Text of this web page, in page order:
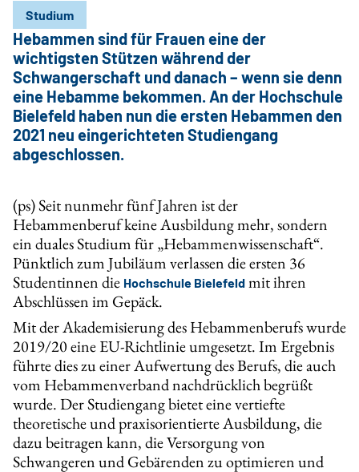
Studium
Hebammen sind für Frauen eine der
wichtigsten Stützen während der
Schwangerschaft und danach – wenn sie denn
eine Hebamme bekommen. An der Hochschule
Bielefeld haben nun die ersten Hebammen den
2021 neu eingerichteten Studiengang
abgeschlossen.
(ps) Seit nunmehr fünf Jahren ist der
Hebammenberuf keine Ausbildung mehr, sondern
ein duales Studium für „Hebammenwissenschaft“.
Pünktlich zum Jubiläum verlassen die ersten 36
Studentinnen die Hochschule Bielefeld mit ihren
Abschlüssen im Gepäck.
Mit der Akademisierung des Hebammenberufs wurde
2019/20 eine EU-Richtlinie umgesetzt. Im Ergebnis
führte dies zu einer Aufwertung des Berufs, die auch
vom Hebammenverband nachdrücklich begrüßt
wurde. Der Studiengang bietet eine vertiefte
theoretische und praxisorientierte Ausbildung, die
dazu beitragen kann, die Versorgung von
Schwangeren und Gebärenden zu optimieren und